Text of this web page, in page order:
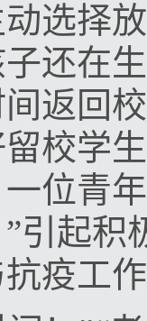
选择
还在
返回
校学
位青
引起积
疫工